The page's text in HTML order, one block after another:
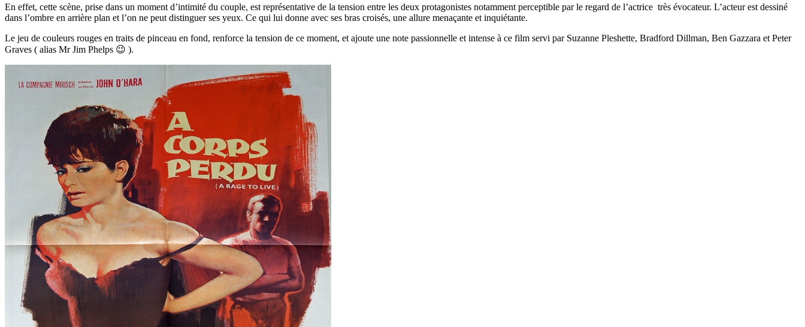
En effet, cette scène, prise dans un moment d’intimité du couple, est représentative de la tension entre les deux protagonistes notamment perceptible par le regard de l’actrice très évocateur. L’acteur est dessiné
dans l’ombre en arrière plan et l’on ne peut distinguer ses yeux. Ce qui lui donne avec ses bras croisés, une allure menaçante et inquiétante.
Le jeu de couleurs rouges en traits de pinceau en fond, renforce la tension de ce moment, et ajoute une note passionnelle et intense à ce film servi par Suzanne Pleshette, Bradford Dillman, Ben Gazzara et Peter
Graves ( alias Mr Jim Phelps 😉 ).